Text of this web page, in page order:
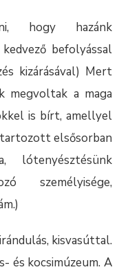
hogy hazánk
befolyással
kizárásával) Mert
megvoltak a maga
is bírt, amellyel
tartozott elsősorban
lótenyésztésünk
személyisége,
kisvasúttal.
és kocsimúzeum. A